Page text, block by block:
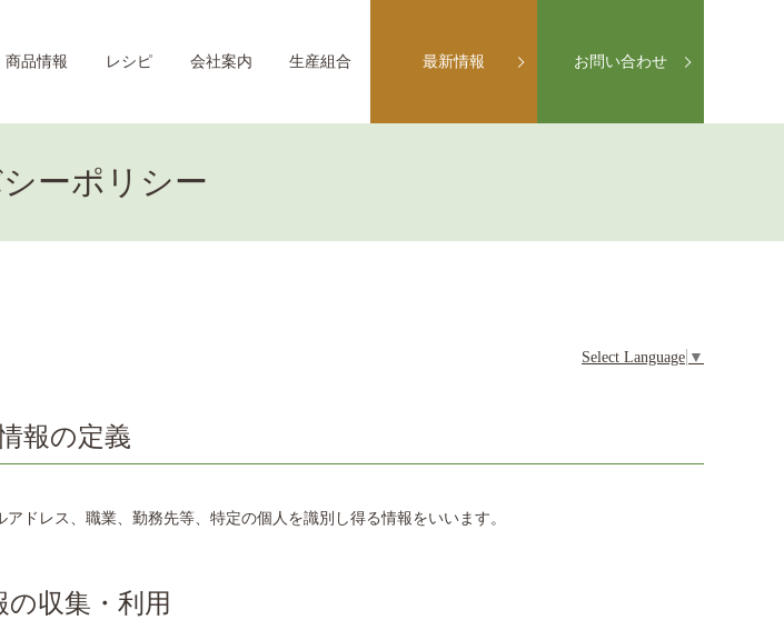
商品情報 レシピ 会社案内 生産組合 最新情報 お問い合わせ
ーポリシー
Select Language ▼
報の定義
ドレス、職業、勤務先等、特定の個人を識別し得る情報をいいます。
の収集・利用